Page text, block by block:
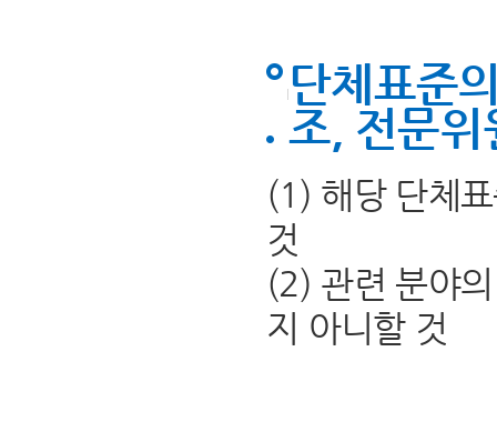
단체표준
조, 전문위
(1) 해당 단체
것
(2) 관련 분야
지 아니할 것